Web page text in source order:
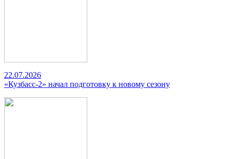
22.07.2026
«Кузбасс-2» начал подготовку к новому сезону